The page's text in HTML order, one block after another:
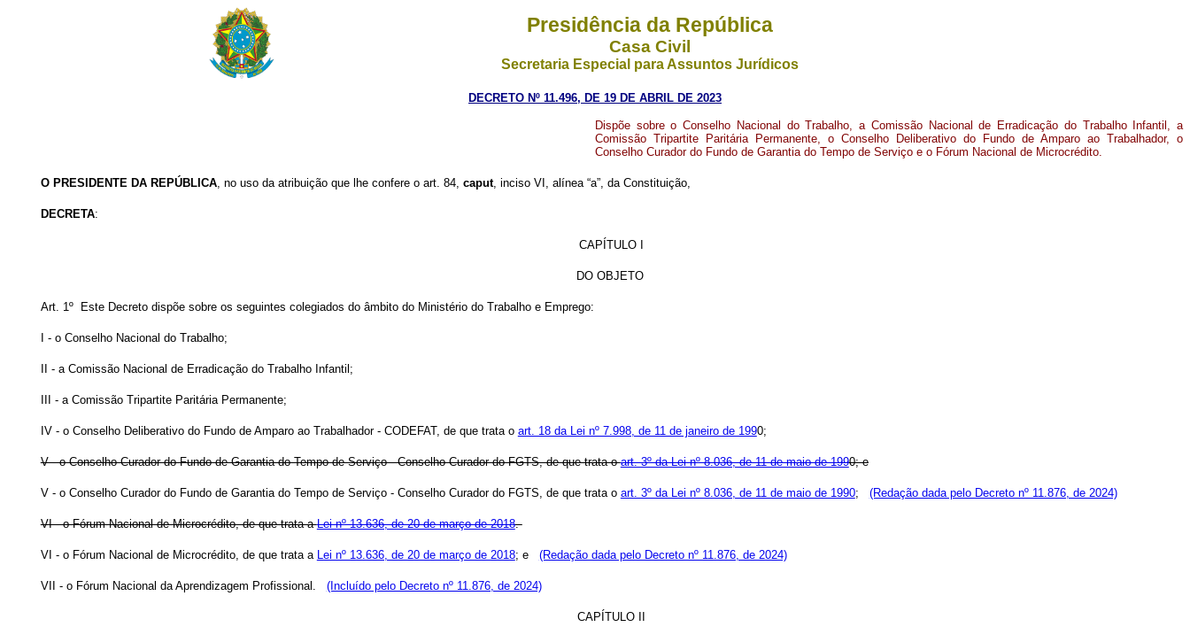
Presidência da República
Casa Civil
Secretaria Especial para Assuntos Jurídicos
DECRETO Nº 11.496, DE 19 DE ABRIL DE 2023
Dispõe sobre o Conselho Nacional do Trabalho, a Comissão Nacional de Erradicação do Trabalho Infantil, a
Comissão Tripartite Paritária Permanente, o Conselho Deliberativo do Fundo de Amparo ao Trabalhador, o
Conselho Curador do Fundo de Garantia do Tempo de Serviço e o Fórum Nacional de Microcrédito.
O PRESIDENTE DA REPÚBLICA, no uso da atribuição que lhe confere o art. 84, caput, inciso VI, alínea “a”, da Constituição,
DECRETA:
CAPÍTULO I
DO OBJETO
Art. 1º Este Decreto dispõe sobre os seguintes colegiados do âmbito do Ministério do Trabalho e Emprego:
I - o Conselho Nacional do Trabalho;
II - a Comissão Nacional de Erradicação do Trabalho Infantil;
III - a Comissão Tripartite Paritária Permanente;
IV - o Conselho Deliberativo do Fundo de Amparo ao Trabalhador - CODEFAT, de que trata o art. 18 da Lei nº 7.998, de 11 de janeiro de 1990;
V - o Conselho Curador do Fundo de Garantia do Tempo de Serviço - Conselho Curador do FGTS, de que trata oart. 3º da Lei nº 8.036, de 11 de maio de 1990; e
V - o Conselho Curador do Fundo de Garantia do Tempo de Serviço - Conselho Curador do FGTS, de que trata o art. 3º da Lei nº 8.036, de 11 de maio de 1990; (Redação dada pelo Decreto nº 11.876, de 2024)
VI - o Fórum Nacional de Microcrédito, de que trata aLei nº 13.636, de 20 de março de 2018.
VI - o Fórum Nacional de Microcrédito, de que trata a Lei nº 13.636, de 20 de março de 2018; e (Redação dada pelo Decreto nº 11.876, de 2024)
VII - o Fórum Nacional da Aprendizagem Profissional. (Incluído pelo Decreto nº 11.876, de 2024)
CAPÍTULO II